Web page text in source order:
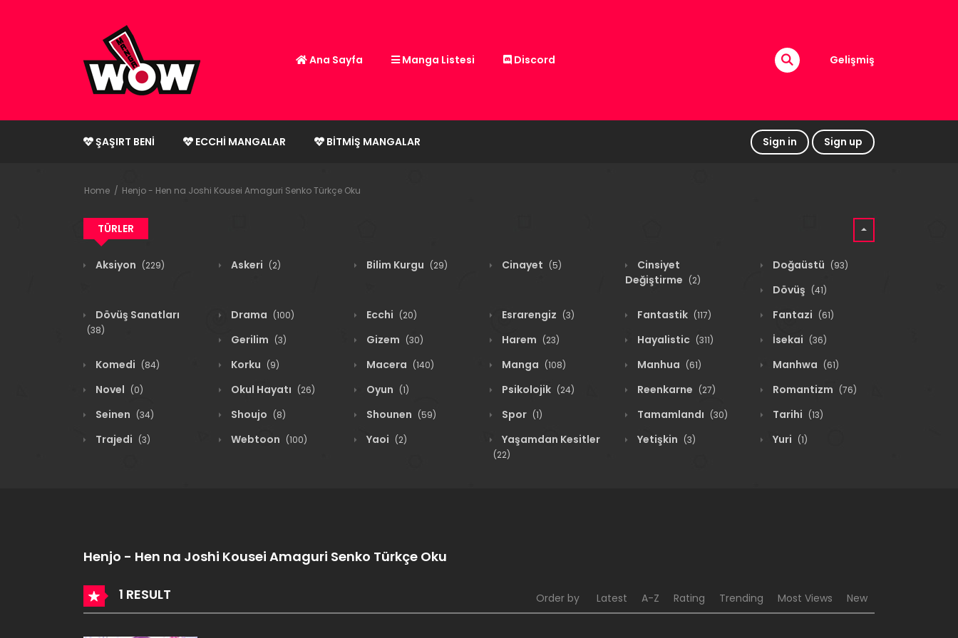
Ana Sayfa Manga Listesi Discord Gelişmiş
ŞAŞIRT BENI ECCHI MANGALAR BITMIŞ MANGALAR Sign in Sign up
Home Henjo - Hen na Joshi Kousei Amaguri Senko Türkçe Oku
TÜRLER
Aksiyon (229) Askeri (2) Bilim Kurgu (29) Cinayet (5)
Cinsiyet
Değiştirme (2)
Doğaüstü (93)
Dövüş (41)
Dövüş Sanatları
(38)
Drama (100) Ecchi (20) Esrarengiz (3) Fantastik (117) Fantazi (61)
Gerilim (3) Gizem (30) Harem (23) Hayalistic (311) İsekai (36)
Komedi (84) Korku (9) Macera (140) Manga (108) Manhua (61) Manhwa (61)
Novel (0) Okul Hayatı (26) Oyun (1) Psikolojik (24) Reenkarne (27) Romantizm (76)
Seinen (34) Shoujo (8) Shounen (59) Spor (1) Tamamlandı (30) Tarihi (13)
Trajedi (3) Webtoon (100) Yaoi (2) Yaşamdan Kesitler
(22)
Yetişkin (3) Yuri (1)
Henjo - Hen na Joshi Kousei Amaguri Senko Türkçe Oku
1 RESULT Order by Latest A-Z Rating Trending Most Views New